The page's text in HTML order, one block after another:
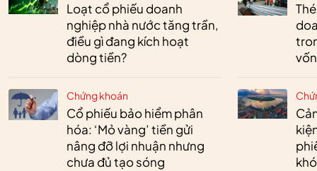
Loạt cổ phiếu doanh
nghiệp nhà nước tăng trần,
điều gì đang kích hoạt
dòng tiền?
Chứng khoán
Cổ phiếu bảo hiểm phân
hóa: ‘Mỏ vàng’ tiền gửi
nâng đỡ lợi nhuận nhưng
chưa đủ tạo sóng
vốn